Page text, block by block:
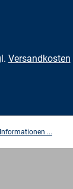
Versandkosten
...